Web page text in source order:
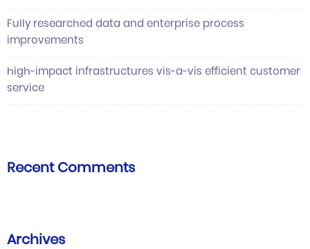
Fully researched data and enterprise process
improvements
high-impact infrastructures vis-a-vis efficient customer
service
Recent Comments
Archives